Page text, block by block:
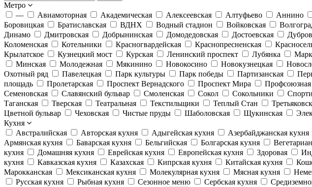
Метро
—
Авиамоторная Академическая Алексеевская Алтуфьево Аннино
Боровицкая
Братиславская ВДНХ Водный стадион Войковская
Динамо
Дмитровская Добрынинская Домодедовская Достоевская
Коломенская
Котельники Красногвардейская Краснопресненская
Крылатское
Кузнецкий мост Курская Ленинский проспект Лубянка
Минская
Молодежная Мякинино Новокосино Новокузнецкая
Охотный ряд
Павелецкая Парк культуры Парк победы Партизанская
площадь
Пролетарская Проспект Вернадского Проспект Мира Профсоюзная
Семеновская
Славянский бульвар Смоленская Сокол Сокольники
Таганская
Тверская Театральная Текстильщики Теплый Стан
Цветной бульвар
Чеховская Чистые пруды Шаболовская Щукинская
Кухня
Австралийская
Авторская кухня Адыгейская кухня Азербайджанская кухня
Армянская кухня
Баварская кухня Бельгийская Болгарская кухня
кухня
Домашняя кухня Еврейская кухня Европейская кухня Здоровая
кухня
Кавказская кухня Казахская Кипрская кухня Китайская кухня
Марокканская
Мексиканская кухня Молекулярная кухня Мясная кухня
Русская кухня
Рыбная кухня Сезонное меню Сербская кухня